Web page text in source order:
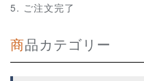
ご注文完了
商品カテゴリー